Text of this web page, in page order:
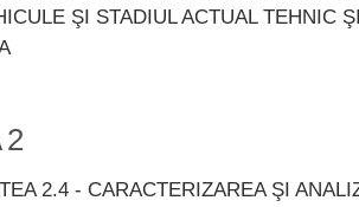
ŞI STADIUL ACTUAL TEHNIC
2
2.4 - CARACTERIZAREA ŞI